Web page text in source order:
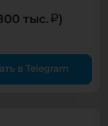
тыс. )
в Telegram